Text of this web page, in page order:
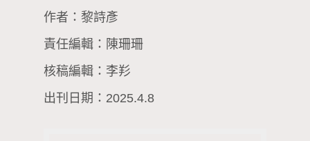
作者：黎詩彥
責任編輯：陳珊珊
核稿編輯：李羏
出刊日期：2025.4.8